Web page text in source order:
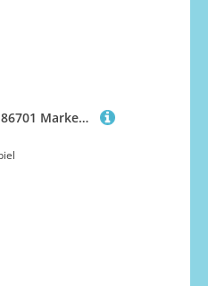
FABER-CASTELL 186701 Marker UNI POSCA PC-1MC weiß